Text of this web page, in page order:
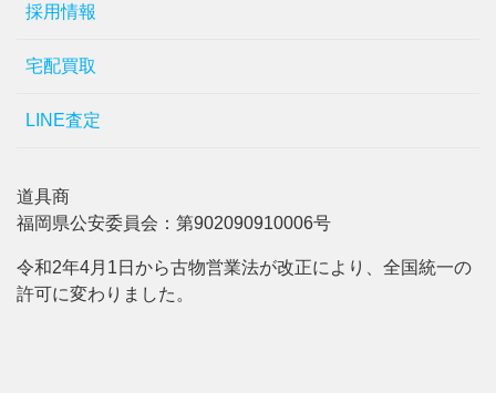
採用情報
宅配買取
LINE査定
道具商
福岡県公安委員会：第902090910006号
令和2年4月1日から古物営業法が改正により、全国統一の
許可に変わりました。